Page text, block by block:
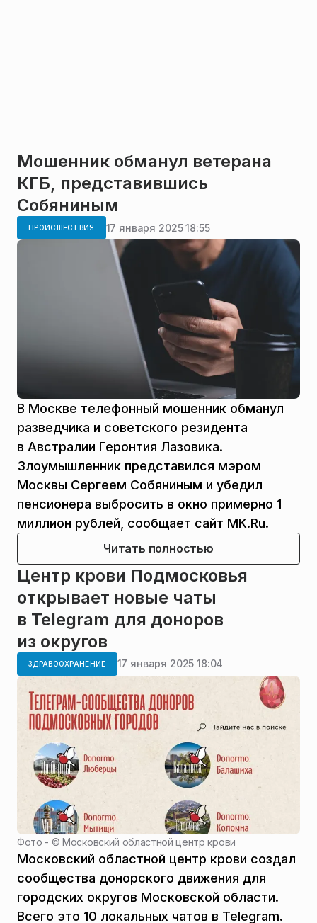
Мошенник обманул ветерана
КГБ, представившись
Собяниным
ПРОИСШЕСТВИЯ 17 января 2025 18:55
В Москве телефонный мошенник обманул
разведчика и советского резидента
в Австралии Геронтия Лазовика.
Злоумышленник представился мэром
Москвы Сергеем Собяниным и убедил
пенсионера выбросить в окно примерно 1
миллион рублей, сообщает сайт MK.Ru.
Читать полностью
Центр крови Подмосковья
открывает новые чаты
в Telegram для доноров
из округов
ЗДРАВООХРАНЕНИЕ 17 января 2025 18:04
Фото - ©Московский областной центр крови
Московский областной центр крови создал
сообщества донорского движения для
городских округов Московской области.
Всего это 10 локальных чатов в Telegram.